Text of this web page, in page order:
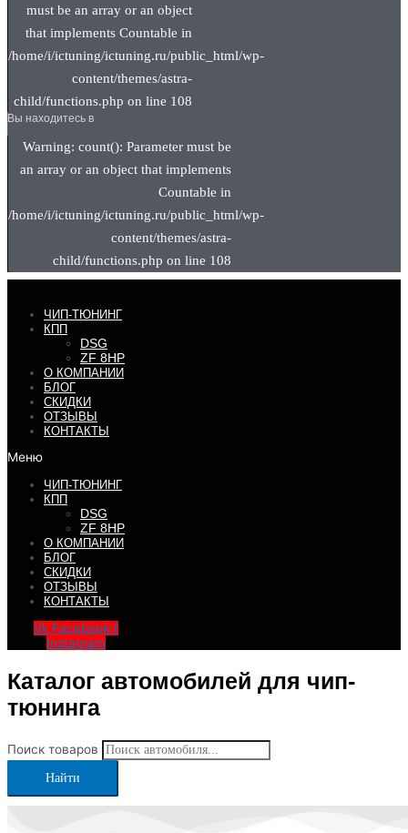
must be an array or an object
that implements Countable in
/home/i/ictuning/ictuning.ru/public_html/wp-
content/themes/astra-
child/functions.php on line 108
Вы находитесь в
Warning: count(): Parameter must be
an array or an object that implements
Countable in
/home/i/ictuning/ictuning.ru/public_html/wp-
content/themes/astra-
child/functions.php on line 108
ЧИП-ТЮНИНГ
КПП
DSG
ZF 8HP
О КОМПАНИИ
БЛОГ
СКИДКИ
ОТЗЫВЫ
КОНТАКТЫ
Меню
ЧИП-ТЮНИНГ
КПП
DSG
ZF 8HP
О КОМПАНИИ
БЛОГ
СКИДКИ
ОТЗЫВЫ
КОНТАКТЫ
Vk Facebook-f
Instagram
Каталог автомобилей для чип-
тюнинга
Поиск товаров
Найти